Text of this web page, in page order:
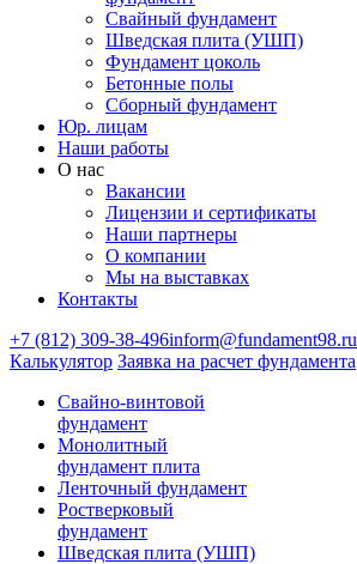
Свайный фундамент
Шведская плита (УШП)
Фундамент цоколь
Бетонные полы
Сборный фундамент
Юр. лицам
Наши работы
О нас
Вакансии
Лицензии и сертификаты
Наши партнеры
О компании
Мы на выставках
Контакты
+7 (812) 309-38-496inform@fundament98.ru
Калькулятор Заявка на расчет фундамента
Свайно-винтовой
фундамент
Монолитный
фундамент плита
Ленточный фундамент
Ростверковый
фундамент
Шведская плита (УШП)